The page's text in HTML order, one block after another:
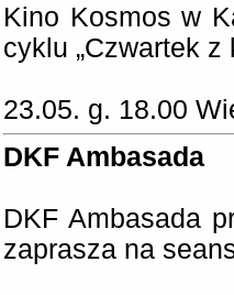
Kino Kosmos w
cyklu „Czwartek z
23.05. g. 18.00
DKF Ambasada
DKF Ambasada
zaprasza na